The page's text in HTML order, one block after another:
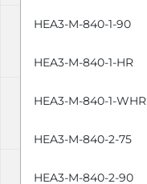
HEA3-M-840-1-90
HEA3-M-840-1-HR
HEA3-M-840-1-WHR
HEA3-M-840-2-75
HEA3-M-840-2-90